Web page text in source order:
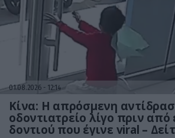
01.08.2026 12:14
Κίνα: Η απρόσμενη
οδοντιατρείο λίγο πριν
δοντιού που έγινε viral –